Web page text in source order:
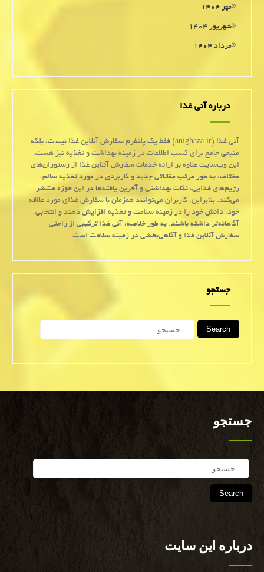
مهر ۱۴۰۴
شهریور ۱۴۰۴
مرداد ۱۴۰۴
درباره آنی غذا
آنی غذا (anighaza.ir) فقط یک پلتفرم سفارش آنلاین غذا نیست، بلکه
منبعی جامع برای کسب اطلاعات در زمینه بهداشت و تغذیه نیز هست.
این وب‌سایت علاوه بر ارائه خدمات سفارش آنلاین غذا از رستوران‌های
مختلف، به طور مرتب مقالاتی جدید و کاربردی در مورد تغذیه سالم،
رژیم‌های غذایی، نکات بهداشتی و آخرین یافته‌ها در این حوزه منتشر
می‌کند. بنابراین، کاربران می‌توانند همزمان با سفارش غذای مورد علاقه
خود، دانش خود را در زمینه سلامت و تغذیه افزایش دهند و انتخابی
آگاهانه‌تر داشته باشند. به طور خلاصه، آنی غذا ترکیبی از راحتی
سفارش آنلاین غذا و آگاهی‌بخشی در زمینه سلامت است.
جستجو
Search
جستجو
درباره این سایت